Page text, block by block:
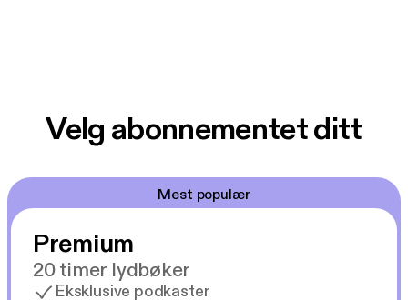
Velg abonnementet ditt
Mest populær
Premium
20 timer lydbøker
Eksklusive podkaster